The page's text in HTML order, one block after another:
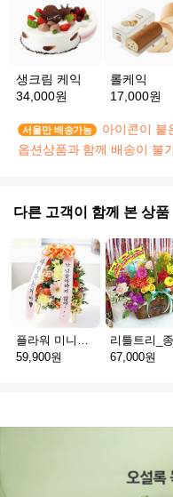
생크림 케익
34,000원
롤케익
17,000원
서울만 배송가능
아이콘이 붙
옵션상품과 함께 배송이 불
다른 고객이 함께 본 상품
59,900원
67,000원